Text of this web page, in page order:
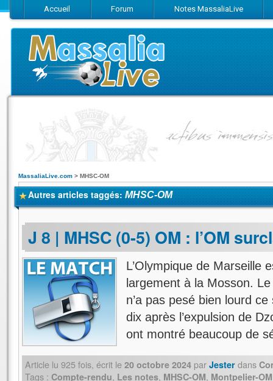
Accueil Forum Notes MassaliaLive
Suivez-nous sur Facebook
Suivez-nous sur Twitter
Abonnez-
MassaliaLive.com > MHSC-OM
Autres articles taggés: MHSC-OM
J 8 | MHSC (0-5) OM : l’OM
L’Olympique de Marseille
largement à la Mosson.
n’a pas pesé bien lourd
dix après l’expulsion de
ont montré beaucoup de
Article lu 925 fois, écrit le 20 octobre 2024 par Jester dans
Tags : Compte-rendu, Les notes, MHSC-OM, Montpelier-OM